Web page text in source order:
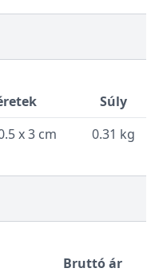
Súly
x 3 cm 0.31 kg
Bruttó ár